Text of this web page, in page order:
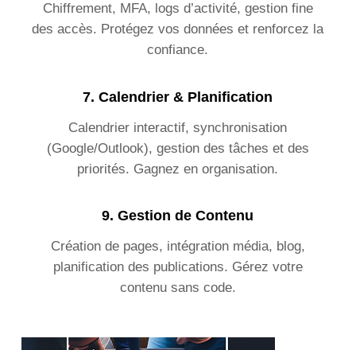
Chiffrement, MFA, logs d’activité, gestion fine
des accès. Protégez vos données et renforcez la
confiance.
7.Calendrier & Planification
Calendrier interactif, synchronisation
(Google/Outlook), gestion des tâches et des
priorités. Gagnez en organisation.
9.Gestion de Contenu
Création de pages, intégration média, blog,
planification des publications. Gérez votre
contenu sans code.